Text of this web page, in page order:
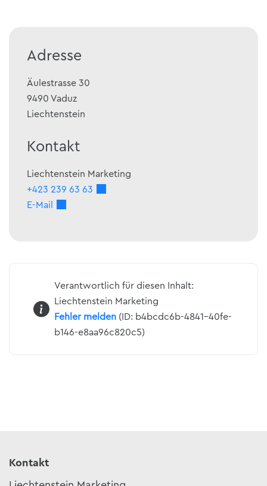
Adresse
Äulestrasse 30
9490 Vaduz
Liechtenstein
Kontakt
Liechtenstein Marketing
+423 239 63 63
E-Mail
Verantwortlich für diesen Inhalt:
Liechtenstein Marketing
Fehler melden(ID: b4bcdc6b-4841-40fe-
b146-e8aa96c820c5)
Kontakt